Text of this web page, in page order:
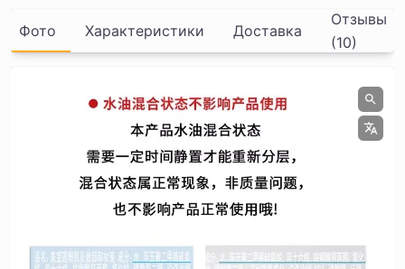
Фото Характеристики Доставка
Отзывы
(10)